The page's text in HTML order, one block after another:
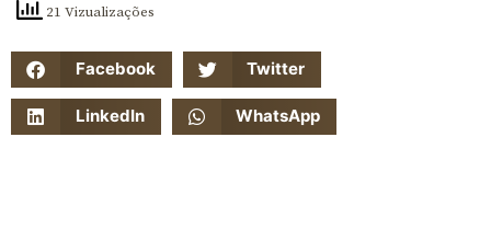
21 Vizualizações
Facebook Twitter
LinkedIn WhatsApp